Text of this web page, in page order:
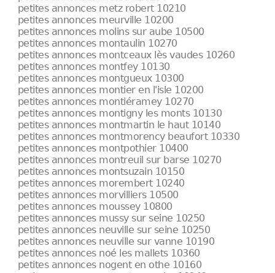
petites annonces metz robert 10210
petites annonces meurville 10200
petites annonces molins sur aube 10500
petites annonces montaulin 10270
petites annonces montceaux lès vaudes 10260
petites annonces montfey 10130
petites annonces montgueux 10300
petites annonces montier en l'isle 10200
petites annonces montiéramey 10270
petites annonces montigny les monts 10130
petites annonces montmartin le haut 10140
petites annonces montmorency beaufort 10330
petites annonces montpothier 10400
petites annonces montreuil sur barse 10270
petites annonces montsuzain 10150
petites annonces morembert 10240
petites annonces morvilliers 10500
petites annonces moussey 10800
petites annonces mussy sur seine 10250
petites annonces neuville sur seine 10250
petites annonces neuville sur vanne 10190
petites annonces noé les mallets 10360
petites annonces nogent en othe 10160